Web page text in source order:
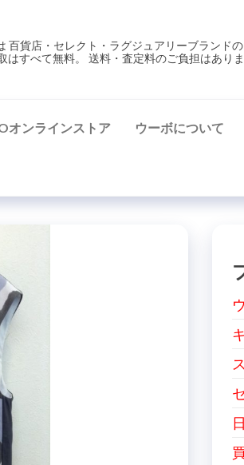
貨店・セレクト・ラグジュアリーブランド
すべて無料。 送料・査定料のご負担はあり
オンラインストア ウーボについて